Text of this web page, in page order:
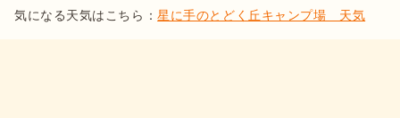
気になる天気はこちら：星に手のとどく丘キャンプ場　天気